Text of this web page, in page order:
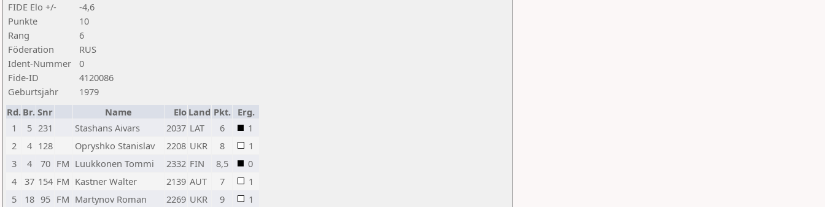
FIDE Elo +/-
-4,6
Punkte
10
Rang
6
Föderation
RUS
Ident-Nummer
0
Fide-ID
4120086
Geburtsjahr
1979
Rd. Br. Snr Name Elo Land Pkt.
Erg.
1
5 231 Stashans Aivars 2037 LAT 6
1
2
4 128 Opryshko Stanislav 2208 UKR 8
1
3
4 70 FM Luukkonen Tommi 2332 FIN 8,5
0
4
37 154 FM Kastner Walter 2139 AUT 7
1
5
18 95 FM Martynov Roman 2269 UKR 9 1